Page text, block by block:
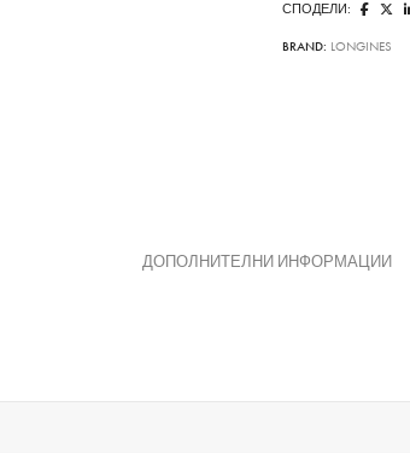
СПОДЕЛИ:
BRAND: LONGINES
ДОПОЛНИТЕЛНИ ИНФОРМАЦИИ